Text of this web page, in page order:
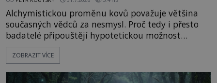
Alchymistickou proměnu kovů považuje většina
současných vědců za nesmysl. Proč tedy i přesto
badatelé připouštějí hypotetickou možnost
transmutace? Mohl její podstatu odhalit anglický
alchymista, vědec a dobrodruh Edward Kelly?
Měšťané pozorují konání muže, který se stává
ZOBRAZIT VÍCE